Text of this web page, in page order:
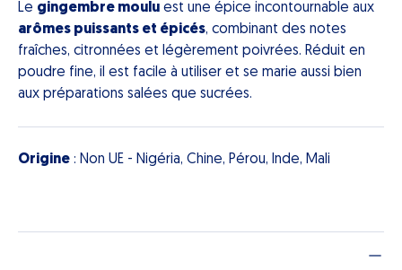
Le gingembre moulu est une épice incontournable aux
arômes puissants et épicés, combinant des notes
fraîches, citronnées et légèrement poivrées. Réduit en
poudre fine, il est facile à utiliser et se marie aussi bien
aux préparations salées que sucrées.
Origine : Non UE - Nigéria, Chine, Pérou, Inde, Mali